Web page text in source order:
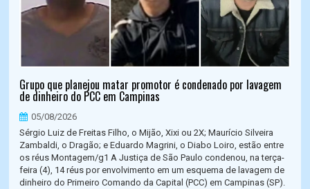
Grupo que planejou matar promotor é condenado por lavagem
de dinheiro do PCC em Campinas
05/08/2026
Sérgio Luiz de Freitas Filho, o Mijão, Xixi ou 2X; Maurício Silveira
Zambaldi, o Dragão; e Eduardo Magrini, o Diabo Loiro, estão entre
os réus Montagem/g1 A Justiça de São Paulo condenou, na terça-
feira (4), 14 réus por envolvimento em um esquema de lavagem de
dinheiro do Primeiro Comando da Capital (PCC) em Campinas (SP).